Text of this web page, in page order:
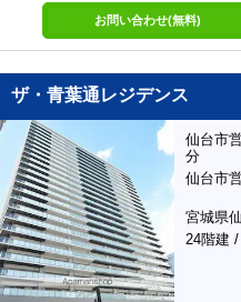
お問い合わせ(無料)
ザ・青葉通レジデンス
仙台市
分
仙台市
宮城県
24階建